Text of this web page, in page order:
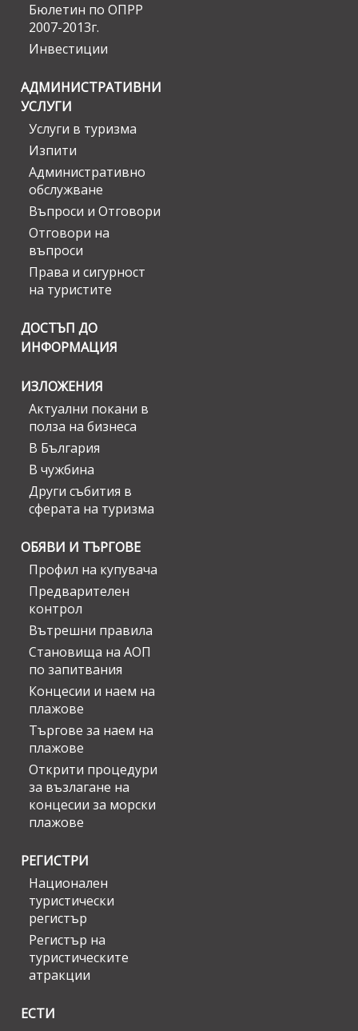
Бюлетин по ОПРР
2007-2013г.
Инвестиции
АДМИНИСТРАТИВНИ
УСЛУГИ
Услуги в туризма
Изпити
Административно
обслужване
Въпроси и Отговори
Отговори на
въпроси
Права и сигурност
на туристите
ДОСТЪП ДО
ИНФОРМАЦИЯ
ИЗЛОЖЕНИЯ
Актуални покани в
полза на бизнеса
В България
В чужбина
Други събития в
сферата на туризма
ОБЯВИ И ТЪРГОВЕ
Профил на купувача
Предварителен
контрол
Вътрешни правила
Становища на АОП
по запитвания
Концесии и наем на
плажове
Търгове за наем на
плажове
Открити процедури
за възлагане на
концесии за морски
плажове
РЕГИСТРИ
Национален
туристически
регистър
Регистър на
туристическите
атракции
ЕСТИ